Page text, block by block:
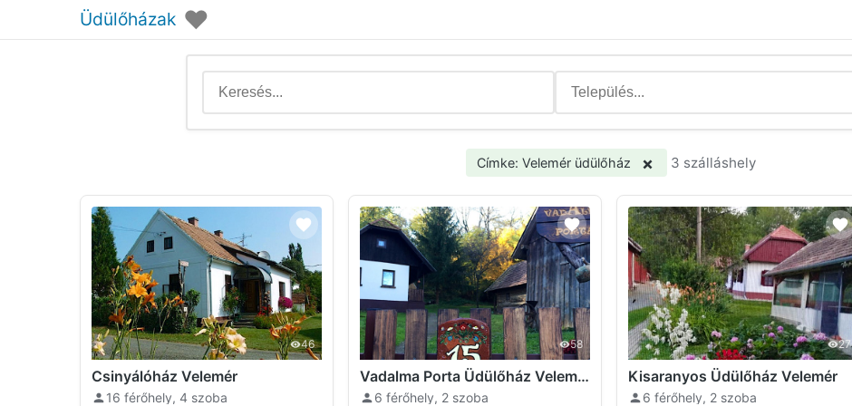
Üdülőházak ♥
Címke: Velemér üdülőház × 3 szálláshely
46
Csinyálóház Velemér
16 férőhely, 4 szoba
58
Vadalma Porta Üdülőház Velemér
6 férőhely, 2 szoba
27
Kisaranyos Üdülőház Velemér
6 férőhely, 2 szoba